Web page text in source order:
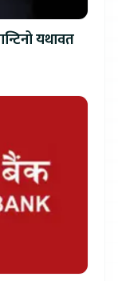
यथावत